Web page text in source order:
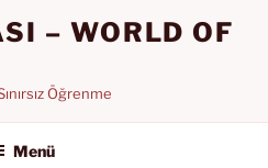
– WORLD OF
Öğrenme
Menü